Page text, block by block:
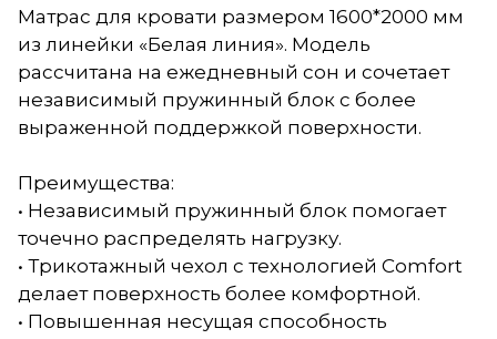
Матрас для кровати размером 1600*2000 мм
из линейки «Белая линия». Модель
рассчитана на ежедневный сон и сочетает
независимый пружинный блок с более
выраженной поддержкой поверхности.
Преимущества:
• Независимый пружинный блок помогает
точечно распределять нагрузку.
• Трикотажный чехол с технологией Comfort
делает поверхность более комфортной.
• Повышенная несущая способность